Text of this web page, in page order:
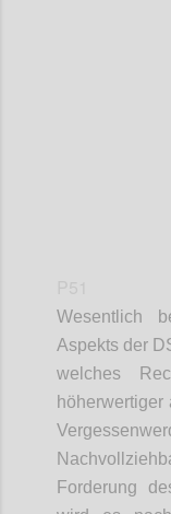
Wesentlich
Aspekts der
welches
Forderung